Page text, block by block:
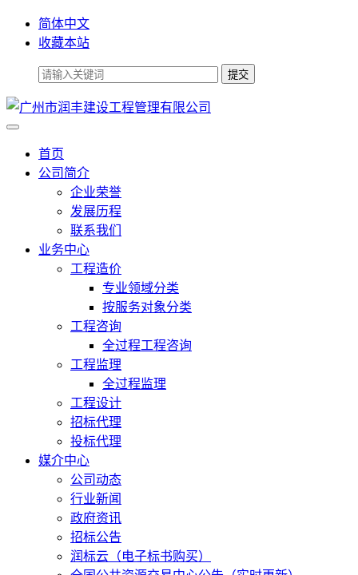
简体中文
收藏本站
首页
公司简介
企业荣誉
发展历程
联系我们
业务中心
工程造价
专业领域分类
按服务对象分类
工程咨询
全过程工程咨询
工程监理
全过程监理
工程设计
招标代理
投标代理
媒介中心
公司动态
行业新闻
政府资讯
招标公告
润标云（电子标书购买）